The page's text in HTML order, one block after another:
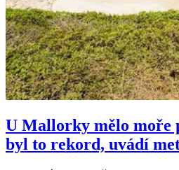
U Mallorky mělo moře
byl to rekord, uvádí